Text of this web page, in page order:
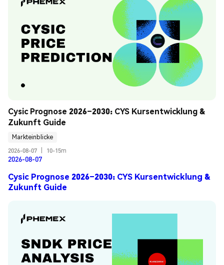
Cysic Prognose 2026–2030: CYS Kursentwicklung &
Zukunft Guide
Markteinblicke
2026-08-07
10-15m
2026-08-07
Cysic Prognose 2026–2030: CYS Kursentwicklung &
Zukunft Guide